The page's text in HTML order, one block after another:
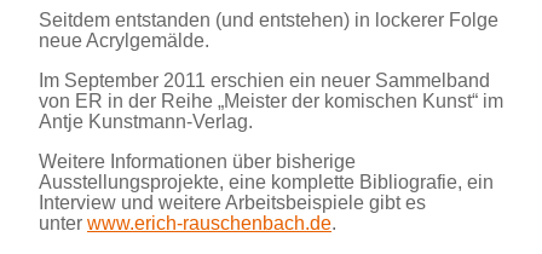
Seitdem entstanden (und entstehen) in lockerer Folge
neue Acrylgemälde.
Im September 2011 erschien ein neuer Sammelband
von ER in der Reihe „Meister der komischen Kunst“ im
Antje Kunstmann-Verlag.
Weitere Informationen über bisherige
Ausstellungsprojekte, eine komplette Bibliografie, ein
Interview und weitere Arbeitsbeispiele gibt es
unter www.erich-rauschenbach.de.